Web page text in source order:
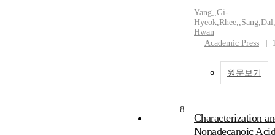
Yang,,Gi-
Hyeok,Rhee,,Sang,Dal,
Hwan
Academic Press
원문보기
8
Characterization
Nonadecanoic